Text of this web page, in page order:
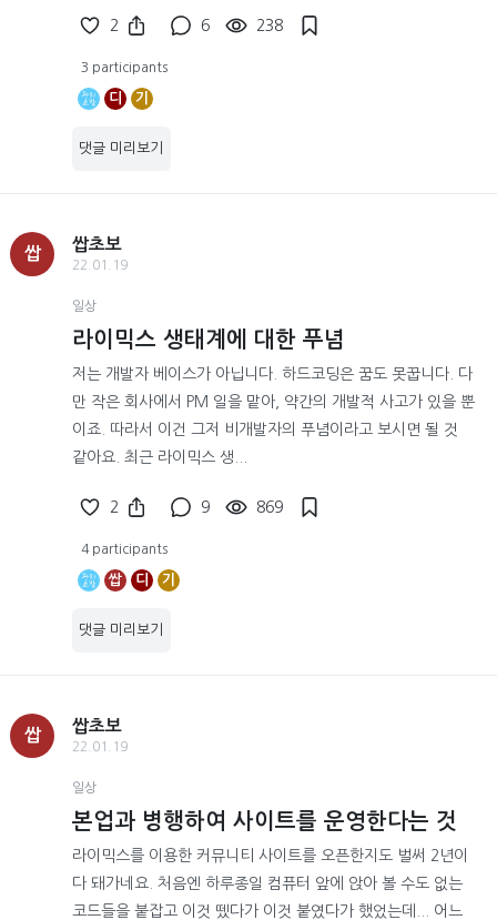
2 6 238
3 participants
디 기
댓글 미리보기
쌉
쌉초보
22.01.19
일상
라이믹스 생태계에 대한 푸념
저는 개발자 베이스가 아닙니다. 하드코딩은 꿈도 못꿉니다. 다
만 작은 회사에서 PM 일을 맡아, 약간의 개발적 사고가 있을 뿐
이죠. 따라서 이건 그저 비개발자의 푸념이라고 보시면 될 것
같아요. 최근 라이믹스 생...
2 9 869
4 participants
쌉 디 기
댓글 미리보기
쌉
쌉초보
22.01.19
일상
본업과 병행하여 사이트를 운영한다는 것
라이믹스를 이용한 커뮤니티 사이트를 오픈한지도 벌써 2년이
다 돼가네요. 처음엔 하루종일 컴퓨터 앞에 앉아 볼 수도 없는
코드들을 붙잡고 이것 뗐다가 이것 붙였다가 했었는데... 어느